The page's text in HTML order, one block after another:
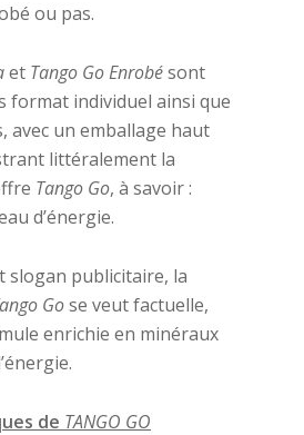
ou pas.
et Tango Go Enrobésont
format individuel ainsi que
avec un emballage haut
littéralement la
Tango Go, à savoir :
d’énergie.
slogan publicitaire, la
Gose veut factuelle,
enrichie en minéraux
de TANGO GO